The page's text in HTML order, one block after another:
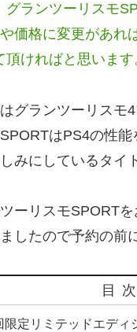
ランツーリスモ
価格に変更があ
ければと思います
グランツーリス
はPS4の性
みにしているタイ
ーリスモSPORT
したので予約の前
目次
限定リミテッドエディ